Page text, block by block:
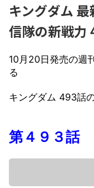
キングダム
信隊の新戦力
10月20日発売の週
る
キングダム 493話
第４９３話